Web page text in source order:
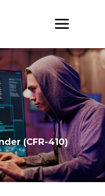
(CFR-410)